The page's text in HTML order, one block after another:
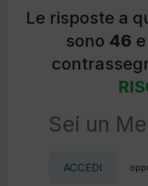
Le risposte a
sono 46
Sei un
ACCEDI